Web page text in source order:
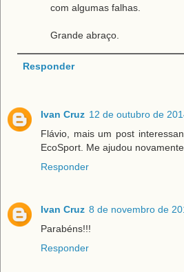
com algumas falhas.
Grande abraço.
Responder
Ivan Cruz 12 de outubro de
Flávio, mais um post
EcoSport. Me ajudou
Responder
Ivan Cruz 8 de novembro de
Parabéns!!!
Responder